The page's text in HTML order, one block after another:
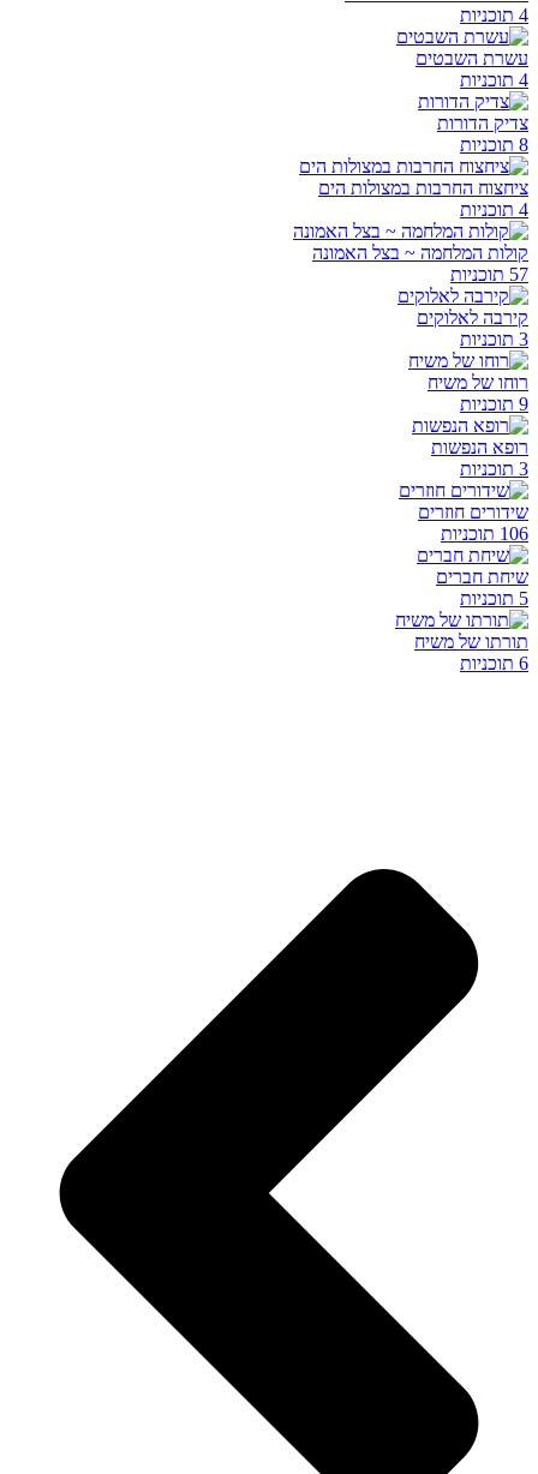
4 תוכניות
עשרת השבטים
4 תוכניות
צדיק הדורות
8 תוכניות
ציחצוח החרבות במצולות הים
4 תוכניות
קולות המלחמה ~ בצל האמונה
57 תוכניות
קירבה לאלוקים
3 תוכניות
רוחו של משיח
9 תוכניות
רופא הנפשות
3 תוכניות
שידורים חוזרים
106 תוכניות
שיחת חברים
5 תוכניות
תורתו של משיח
6 תוכניות